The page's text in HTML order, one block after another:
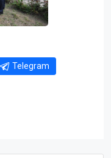
Telegram